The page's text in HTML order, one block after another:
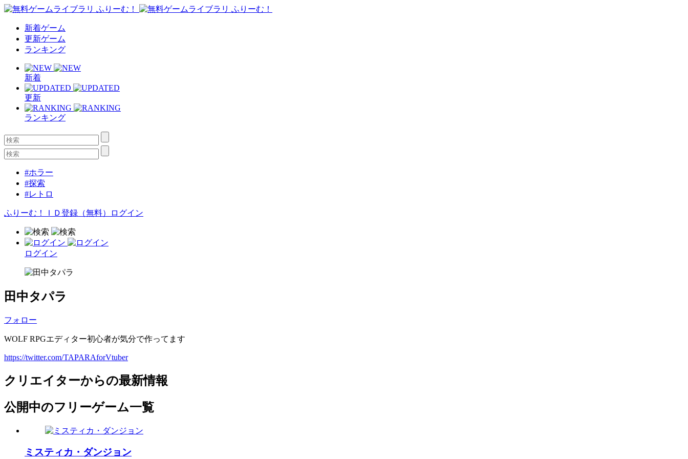
新着ゲーム
更新ゲーム
ランキング
新着
更新
ランキング
#ホラー
#探索
#レトロ
ふりーむ！ＩＤ登録（無料） ログイン
ログイン
田中タパラ
フォロー
WOLF RPGエディター初心者が気分で作ってます
https://twitter.com/TAPARAforVtuber
クリエイターからの最新情報
公開中のフリーゲーム一覧
ミスティカ・ダンジョン